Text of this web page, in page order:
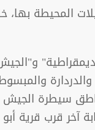
المحيطة بها،
سيطرة
قرب قرية أبو